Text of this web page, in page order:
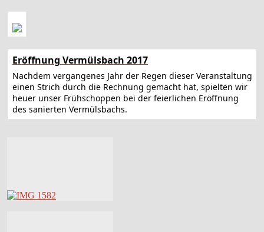
Eröffnung Vermülsbach 2017
Nachdem vergangenes Jahr der Regen dieser Veranstaltung
einen Strich durch die Rechnung gemacht hat, spielten wir
heuer unser Frühschoppen bei der feierlichen Eröffnung
des sanierten Vermülsbachs.